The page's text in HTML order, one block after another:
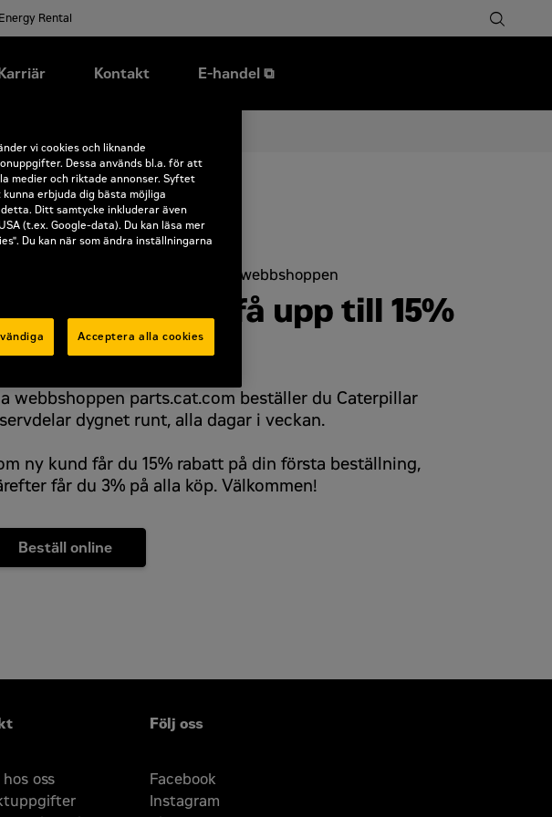
Energy Rental
Kontakt E-handel ⧉
bland över en miljon Cat-delar i webbshoppen
online – få upp till 15%
webbshoppen parts.cat.com beställer du Caterpillar
dygnet runt, alla dagar i veckan.
ny kund får du 15% rabatt på din första beställning,
får du 3% på alla köp. Välkommen!
Beställ online
oss
Följ oss
Facebook
Instagram
vi cookies och liknande
Dessa används bl.a. för att
medier och riktade annonser. Syftet
erbjuda dig bästa möjliga
Ditt samtycke inkluderar även
(t.ex. Google-data). Du kan läsa mer
Du kan när som ändra inställningarna
Acceptera alla cookies